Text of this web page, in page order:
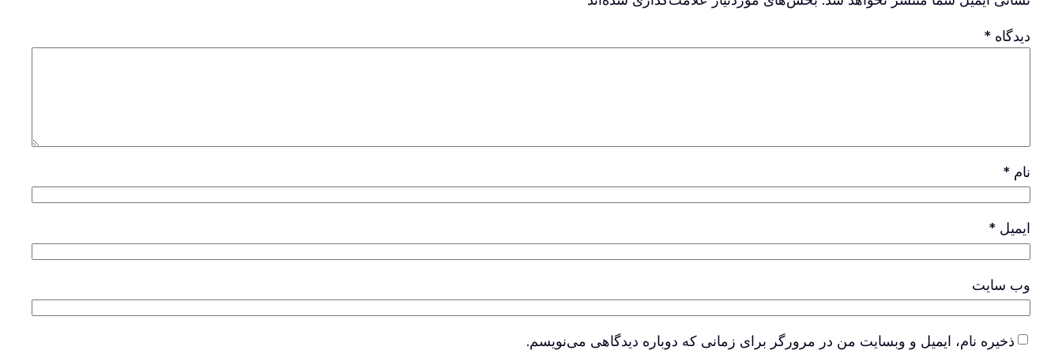
دیدگاه *
نام *
ایمیل *
وب‌ سایت
ذخیره نام، ایمیل و وبسایت من در مرورگر برای زمانی که دوباره دیدگاهی می‌نویسم.